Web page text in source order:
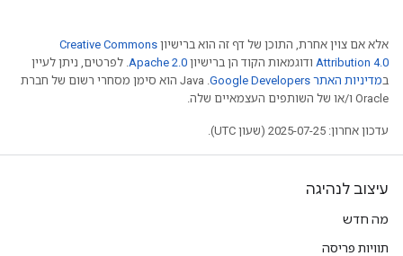
אלא אם צוין אחרת, התוכן של דף זה הוא ברישיון Creative Commons
Attribution 4.0 ודוגמאות הקוד הן ברישיון Apache 2.0 . לפרטים, ניתן לעיין
במדיניות האתר Google Developers‏
.‏ Java הוא סימן מסחרי רשום של חברת
Oracle ו/או של השותפים העצמאיים שלה.
עדכון אחרון: 2025-07-25 (שעון UTC).
עיצוב לנהיגה
מה חדש
תוויות פריסה